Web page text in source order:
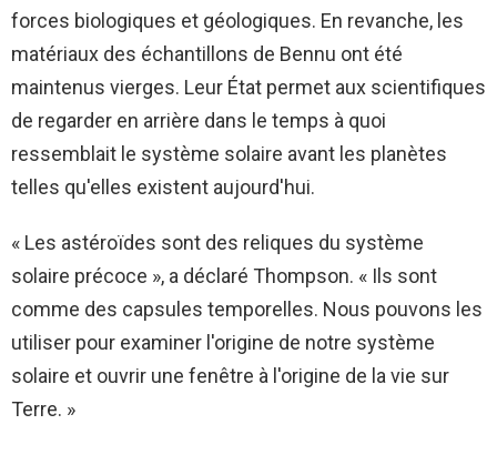
forces biologiques et géologiques. En revanche, les
matériaux des échantillons de Bennu ont été
maintenus vierges. Leur État permet aux scientifiques
de regarder en arrière dans le temps à quoi
ressemblait le système solaire avant les planètes
telles qu'elles existent aujourd'hui.
« Les astéroïdes sont des reliques du système
solaire précoce », a déclaré Thompson. « Ils sont
comme des capsules temporelles. Nous pouvons les
utiliser pour examiner l'origine de notre système
solaire et ouvrir une fenêtre à l'origine de la vie sur
Terre. »